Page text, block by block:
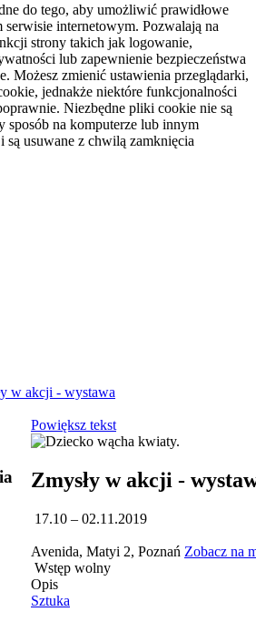
do tego, aby umożliwić prawidłowe
serwisie internetowym. Pozwalają na
strony takich jak logowanie,
lub zapewnienie bezpieczeństwa
Możesz zmienić ustawienia przeglądarki,
jednakże niektóre funkcjonalności
Niezbędne pliki cookie nie są
sposób na komputerze lub innym
usuwane z chwilą zamknięcia
w akcji - wystawa
Powiększ tekst
Zmysły w akcji -
17.10 – 02.11.2019
Avenida, Matyi 2, Poznań Zobacz na
Wstęp wolny
Opis
Sztuka